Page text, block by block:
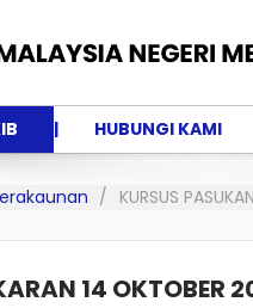
HUBUNGI KAMI
KURSUS
14 OKTOBER